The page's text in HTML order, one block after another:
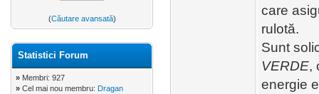
(Căutare avansată)
Statistici Forum
» Membri: 927
» Cel mai nou membru: Dragan
care
rulotă.
Sunt
VERDE,
energie